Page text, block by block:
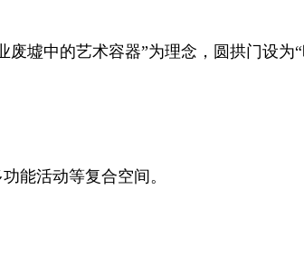
墟中的艺术容器”为理念，圆拱门设
能活动等复合空间。